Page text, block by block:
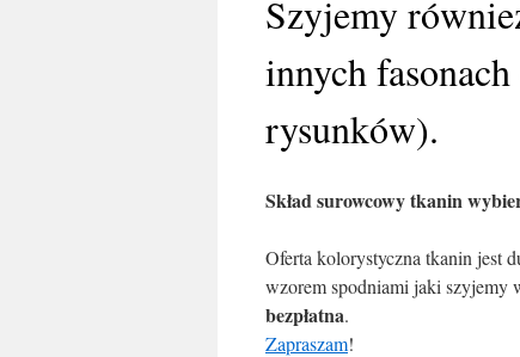
Szyjemy
innych
rysunków).
Skład surowcowy tkanin
Oferta kolorystyczna tkanin jest
wzorem spodniami jaki
bezpłatna.
Zapraszam!